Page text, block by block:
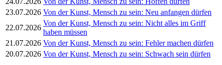
23.07.2026 Von der Kunst, Mensch zu sein: Neu anfangen dürfen
22.07.2026
Von der Kunst, Mensch zu sein: Nicht alles im Griff
haben müssen
21.07.2026 Von der Kunst, Mensch zu sein: Fehler machen dürfen
20.07.2026 Von der Kunst, Mensch zu sein: Schwach sein dürfen